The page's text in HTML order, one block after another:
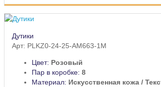
Дутики
Арт: PLKZ0-24-25-AM663-1M
Цвет: Розовый
Пар в коробке: 8
Материал: Искусственная кожа /